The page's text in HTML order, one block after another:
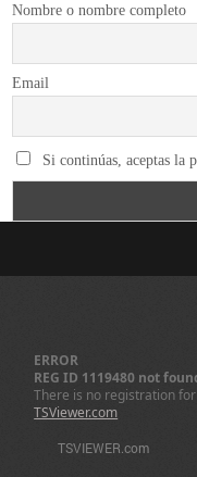
Nombre o nombre completo
Email
Si continúas, aceptas la
ERROR
REG ID 1119480 not
There is no registration for
TSViewer.com